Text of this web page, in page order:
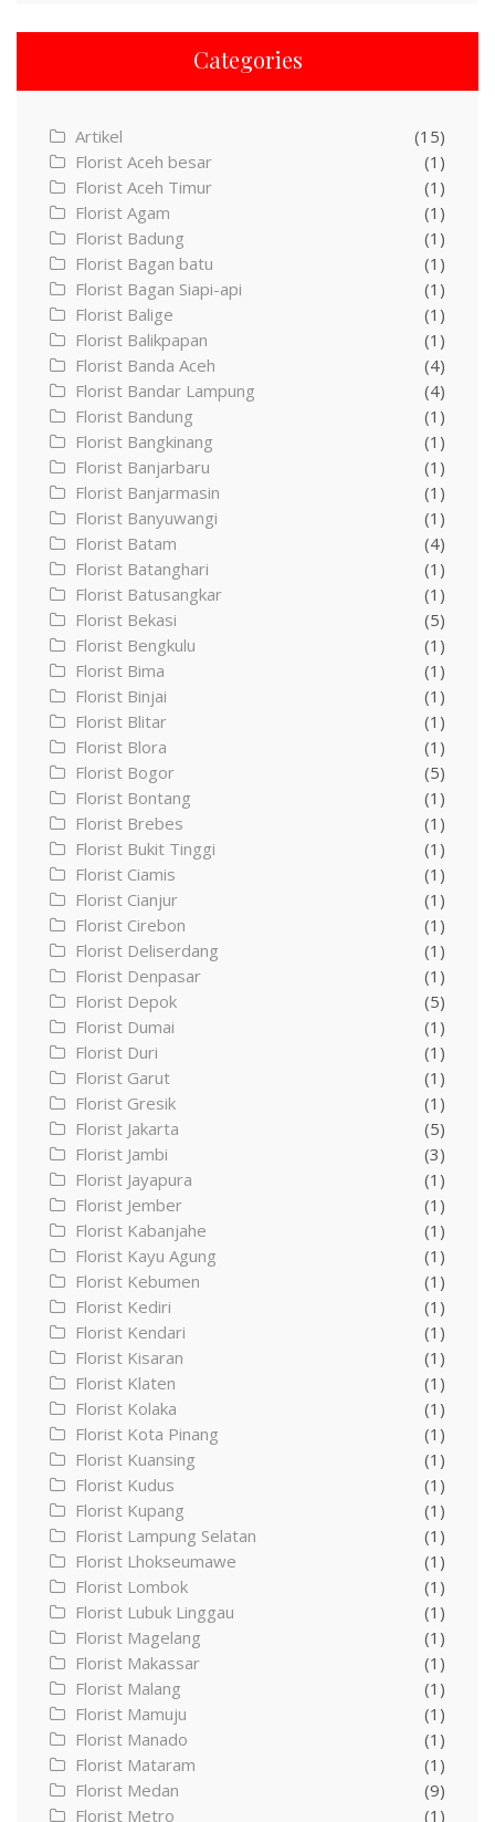
Categories
Artikel
(15)
Florist Aceh besar
(1)
Florist Aceh Timur
(1)
Florist Agam
(1)
Florist Badung
(1)
Florist Bagan batu
(1)
Florist Bagan Siapi-api
(1)
Florist Balige
(1)
Florist Balikpapan
(1)
Florist Banda Aceh
(4)
Florist Bandar Lampung
(4)
Florist Bandung
(1)
Florist Bangkinang
(1)
Florist Banjarbaru
(1)
Florist Banjarmasin
(1)
Florist Banyuwangi
(1)
Florist Batam
(4)
Florist Batanghari
(1)
Florist Batusangkar
(1)
Florist Bekasi
(5)
Florist Bengkulu
(1)
Florist Bima
(1)
Florist Binjai
(1)
Florist Blitar
(1)
Florist Blora
(1)
Florist Bogor
(5)
Florist Bontang
(1)
Florist Brebes
(1)
Florist Bukit Tinggi
(1)
Florist Ciamis
(1)
Florist Cianjur
(1)
Florist Cirebon
(1)
Florist Deliserdang
(1)
Florist Denpasar
(1)
Florist Depok
(5)
Florist Dumai
(1)
Florist Duri
(1)
Florist Garut
(1)
Florist Gresik
(1)
Florist Jakarta
(5)
Florist Jambi
(3)
Florist Jayapura
(1)
Florist Jember
(1)
Florist Kabanjahe
(1)
Florist Kayu Agung
(1)
Florist Kebumen
(1)
Florist Kediri
(1)
Florist Kendari
(1)
Florist Kisaran
(1)
Florist Klaten
(1)
Florist Kolaka
(1)
Florist Kota Pinang
(1)
Florist Kuansing
(1)
Florist Kudus
(1)
Florist Kupang
(1)
Florist Lampung Selatan
(1)
Florist Lhokseumawe
(1)
Florist Lombok
(1)
Florist Lubuk Linggau
(1)
Florist Magelang
(1)
Florist Makassar
(1)
Florist Malang
(1)
Florist Mamuju
(1)
Florist Manado
(1)
Florist Mataram
(1)
Florist Medan
(9)
Florist Metro
(1)